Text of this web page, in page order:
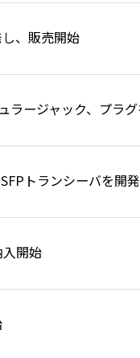
、販売開始
ラージャック、プラ
トランシーバを開
開始